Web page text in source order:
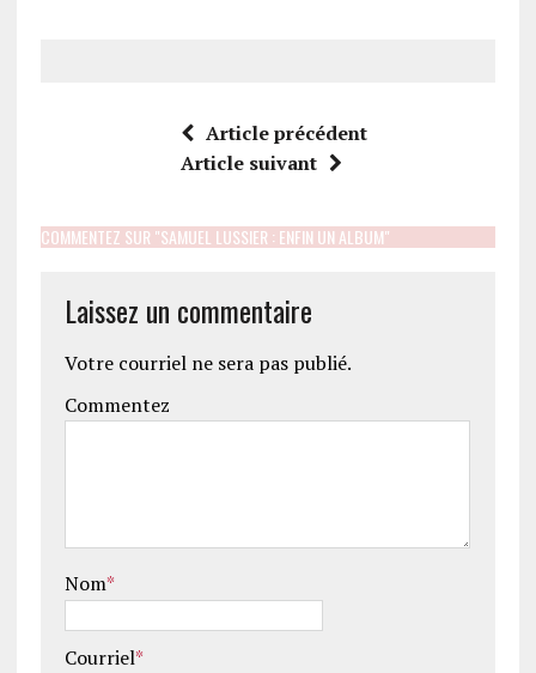
Article précédent
Article suivant
COMMENTEZ SUR "SAMUEL LUSSIER : ENFIN UN ALBUM"
Laissez un commentaire
Votre courriel ne sera pas publié.
Commentez
Nom*
Courriel*